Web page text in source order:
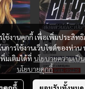
ใช้งานคุกกี้ เพื่อเพิ่มประสิท
ารใช้งานเว็บไซต์ของท่าน
มเติมได้ที่ นโยบายความเป็
นโยบายคุกกี้